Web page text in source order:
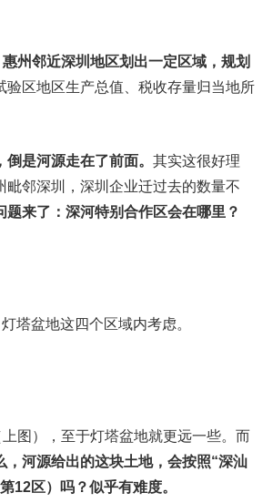
州邻近深圳地区划出一定区域，规划
验区地区生产总值、税收存量归当地所
是河源走在了前面。 其实这很好理
邻深圳，深圳企业迁过去的数量不
题来了：深河特别合作区会在哪里？
塔盆地这四个区域内考虑。
图），至于灯塔盆地就更远一些。而
，河源给出的这块土地，会按照“深汕
12区）吗？似乎有难度。